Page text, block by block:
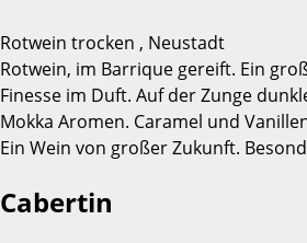
Rotwein trocken , Neustadt
Rotwein, im Barrique gereift. Ein
Finesse im Duft. Auf der Zunge
Mokka Aromen. Caramel und
Ein Wein von großer Zukunft.
Cabertin